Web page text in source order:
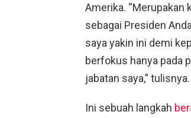
Amerika. “Merupakan
sebagai Presiden
saya yakin ini demi
berfokus hanya pada
jabatan saya,” tulisnya.
Ini sebuah langkah